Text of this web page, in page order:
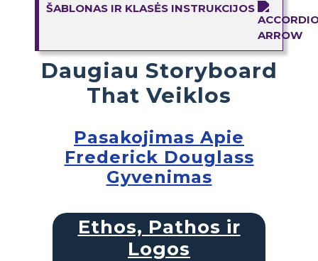
ŠABLONAS IR KLASĖS INSTRUKCIJOS
Daugiau Storyboard
That Veiklos
Pasakojimas Apie
Frederick Douglass
Gyvenimas
Ethos, Pathos ir
Logos